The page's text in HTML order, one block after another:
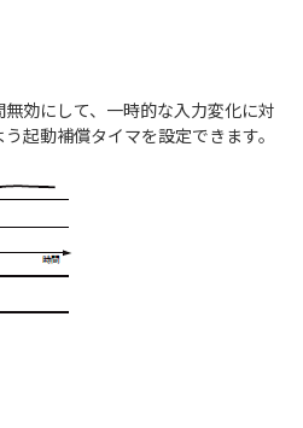
効にして、一時的な入力変化に対
起動補償タイマを設定できます。